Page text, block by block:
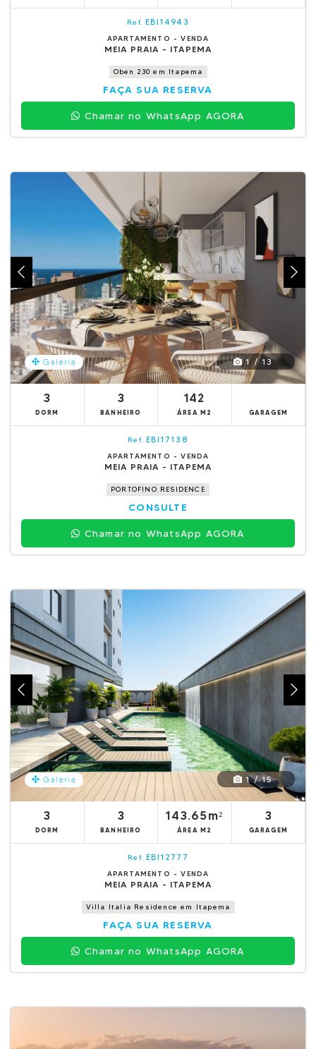
Ref. EBI14943
APARTAMENTO - VENDA
MEIA PRAIA - ITAPEMA
Oben 230 em Itapema
FAÇA SUA RESERVA
Chamar no WhatsApp AGORA
Galeria 1 / 13
3
DORM
3
BANHEIRO
142
ÁREA M2 GARAGEM
Ref. EBI17138
APARTAMENTO - VENDA
MEIA PRAIA - ITAPEMA
PORTOFINO RESIDENCE
CONSULTE
Chamar no WhatsApp AGORA
Galeria 1 / 15
3
DORM
3
BANHEIRO
143.65m²
ÁREA M2
3
GARAGEM
Ref. EBI12777
APARTAMENTO - VENDA
MEIA PRAIA - ITAPEMA
Villa Italia Residence em Itapema
FAÇA SUA RESERVA
Chamar no WhatsApp AGORA